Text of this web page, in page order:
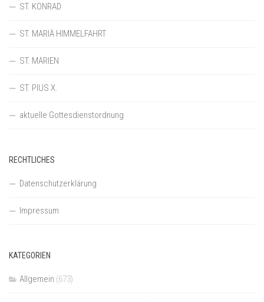
ST. KONRAD
ST. MARIÄ HIMMELFAHRT
ST. MARIEN
ST. PIUS X.
aktuelle Gottesdienstordnung
RECHTLICHES
Datenschutzerklärung
Impressum
KATEGORIEN
Allgemein (673)